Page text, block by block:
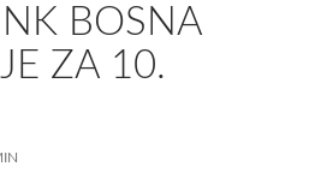
BOSNA
ZA 10.